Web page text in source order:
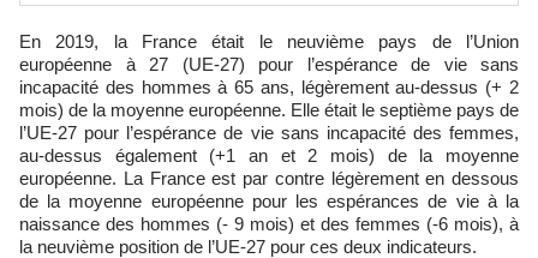
En 2019, la France était le neuvième pays de l’Union
européenne à 27 (UE-27) pour l’espérance de vie sans
incapacité des hommes à 65 ans, légèrement au-dessus (+ 2
mois) de la moyenne européenne. Elle était le septième pays de
l’UE-27 pour l’espérance de vie sans incapacité des femmes,
au-dessus également (+1 an et 2 mois) de la moyenne
européenne. La France est par contre légèrement en dessous
de la moyenne européenne pour les espérances de vie à la
naissance des hommes (- 9 mois) et des femmes (-6 mois), à
la neuvième position de l’UE-27 pour ces deux indicateurs.